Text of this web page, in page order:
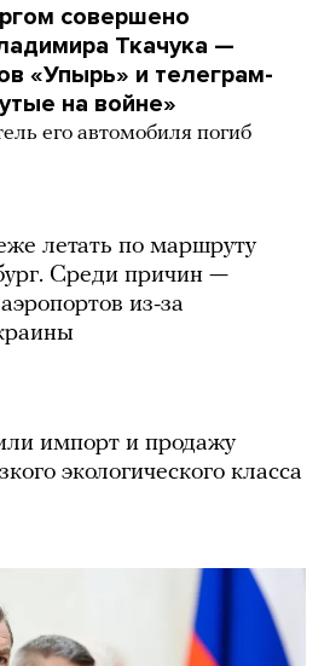
совершено
Ткачука —
«Упырь» и телеграм-
на войне»
его автомобиля погиб
летать по маршруту
Среди причин —
из-за
импорт и продажу
экологического класса